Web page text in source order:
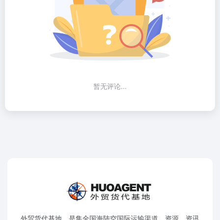
暂无评论...
外贸货代基地，是集全国海陆空国际运输渠道、资源、资讯